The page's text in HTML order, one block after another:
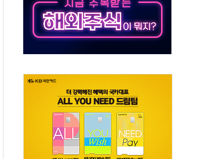
10대 아들 체포
정청래…제주 연설서 신경전 고조